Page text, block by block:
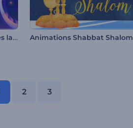
Animations du Festival des lanternes Animations Shabbat Shalom
2 3